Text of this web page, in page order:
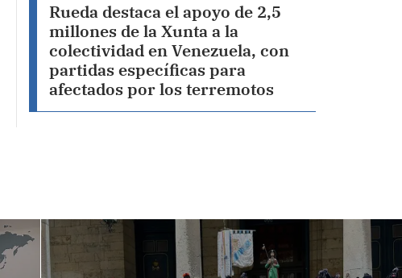
Rueda destaca el apoyo de 2,5
millones de la Xunta a la
colectividad en Venezuela, con
partidas específicas para
afectados por los terremotos